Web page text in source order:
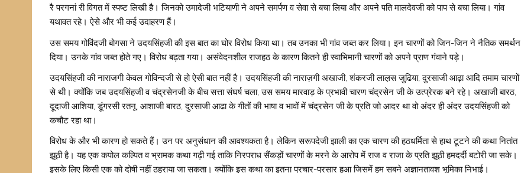
रै परगनां री विगत में स्पष्ट लिखी है। जिनको उमादेजी भटियाणी ने अपने समर्पण व सेवा से बचा लिया और अपने पति मालदेवजी को पाप से बचा लिया। गांव
यथावत रहे। ऐसे और भी कई उदाहरण हैं।
उस समय गोविंदजी बोगसा ने उदयसिंहजी की इस बात का घोर विरोध किया था। तब उनका भी गांव जब्त कर लिया। इन चारणों को जिन-जिन ने नैतिक समर्थन
दिया। उनके गांव जब्त होते गए। विरोध बढ़ता गया‌। असंवेदनशील राजहठ के कारण कितने ही स्वाभिमानी चारणों को अपने प्राण गंवाने पड़े।
उदयसिंहजी की नाराजगी केवल गोविन्दजी से हो ऐसी बात नहीं है। उदयसिंहजी की नाराज़गी अखाजी, शंकरजी लाल़स जुढिया, दुरसाजी आढ़ा आदि तमाम चारणों
से थी‌। क्योंकि जब उदयसिंहजी व चंद्रसेनजी के बीच सत्ता संघर्ष चला, उस समय मारवाड़ के प्रभावी चारण चंद्रसेन जी के उत्प्रेरक बने रहे। अखाजी बारठ,
दूदाजी आशिया, डूंगरसी रतनू, आशाजी बारठ, दुरसाजी आढा के गीतों की भाषा व भावों में चंद्रसेन जी के प्रति जो आदर था वो अंदर ही अंदर उदयसिंहजी को
कचौट रहा था।
विरोध के और भी कारण हो सकते हैं। उन पर अनुसंधान की आवश्यकता है। लेकिन सरूपदेजी झाली का एक चारण की हठधर्मिता से हाथ टूटने की कथा नितांत
झूठी है। यह एक कपोल कल्पित व भ्रामक कथा गढ़ी गई ताकि निरपराध सैंकड़ों चारणों के मरने के आरोप में राज व राजा के प्रति झूठी हमदर्दी बटोरी जा सके।
इसके लिए किसी एक को दोषी नहीं ठहराया जा सकता‌। क्योंकि इस कथा का इतना प्रचार-प्रसार हुआ जिसमें हम सबने अज्ञानतावश भूमिका निभाई।